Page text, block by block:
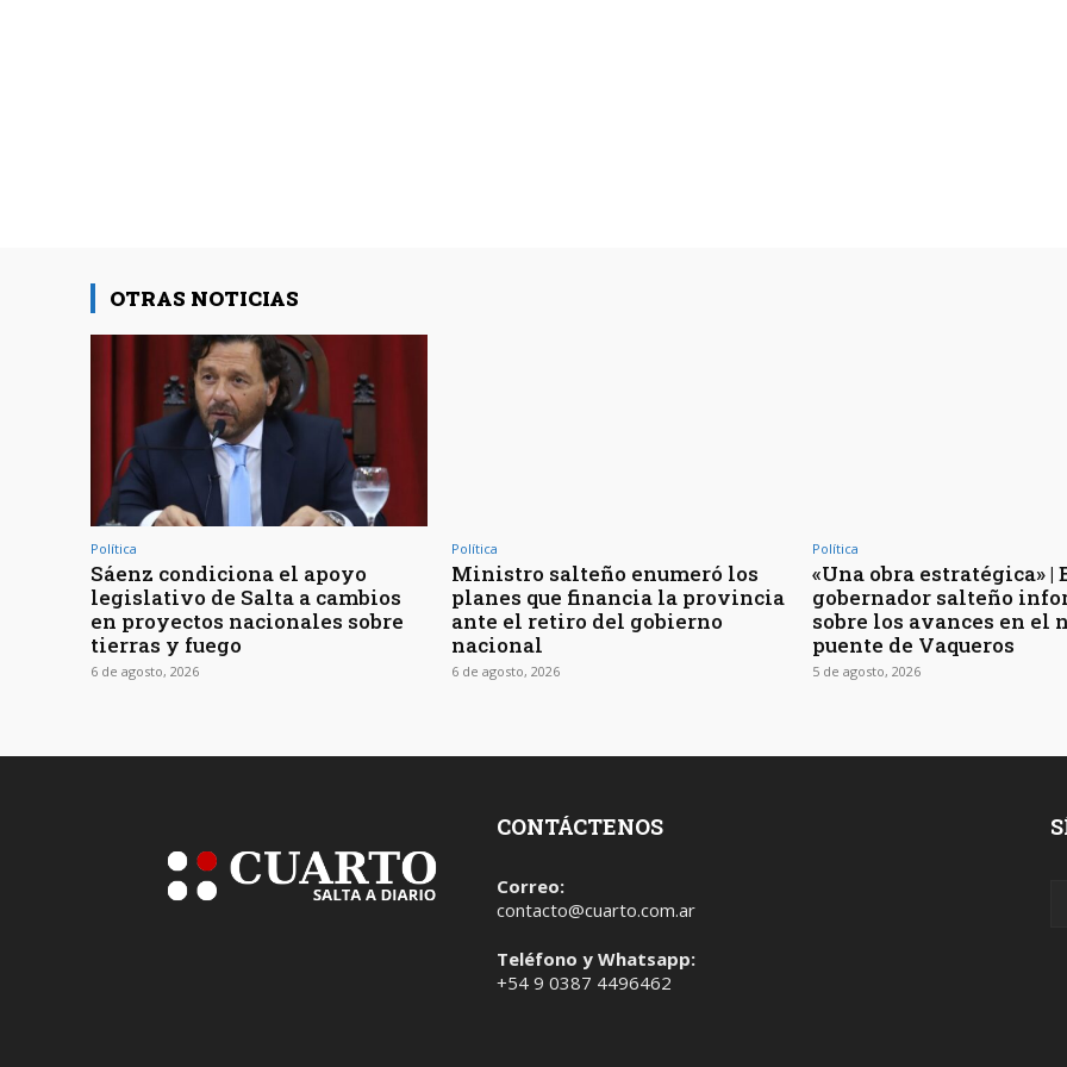
OTRAS NOTICIAS
Política
Sáenz condiciona el apoyo
legislativo de Salta a cambios
en proyectos nacionales sobre
tierras y fuego
6 de agosto, 2026
Política
Ministro salteño enumeró los
planes que financia la provincia
ante el retiro del gobierno
nacional
6 de agosto, 2026
Política
«Una obra estratégica» |
gobernador salteño
sobre los avances en el
puente de Vaqueros
5 de agosto, 2026
CONTÁCTENOS
Correo:
contacto@cuarto.com.ar
Teléfono y Whatsapp:
+54 9 0387 4496462